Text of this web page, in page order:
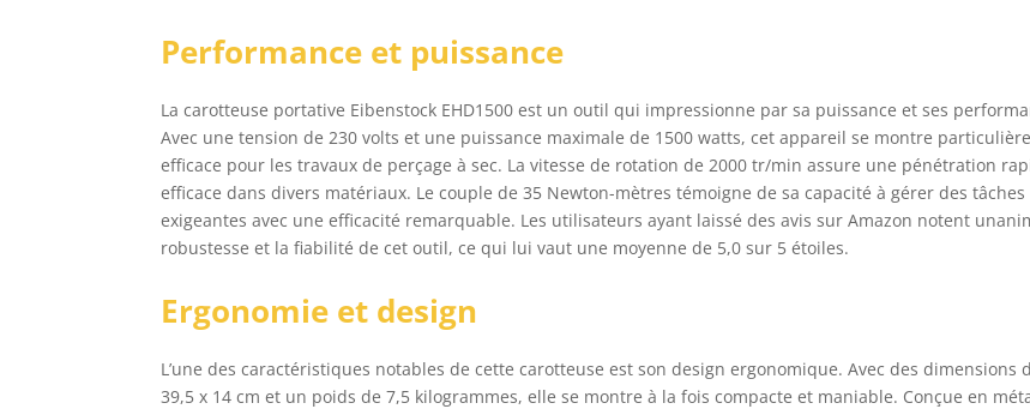
Performance et puissance
La carotteuse portative Eibenstock EHD1500 est un outil qui impressionne par sa puissance et ses
Avec une tension de 230 volts et une puissance maximale de 1500 watts, cet appareil se montre
efficace pour les travaux de perçage à sec. La vitesse de rotation de 2000 tr/min assure une pénétration
efficace dans divers matériaux. Le couple de 35 Newton-mètres témoigne de sa capacité à gérer des tâches
exigeantes avec une efficacité remarquable. Les utilisateurs ayant laissé des avis sur Amazon notent
robustesse et la fiabilité de cet outil, ce qui lui vaut une moyenne de 5,0 sur 5 étoiles.
Ergonomie et design
L’une des caractéristiques notables de cette carotteuse est son design ergonomique. Avec des dimensions
39,5 x 14 cm et un poids de 7,5 kilogrammes, elle se montre à la fois compacte et maniable. Conçue en